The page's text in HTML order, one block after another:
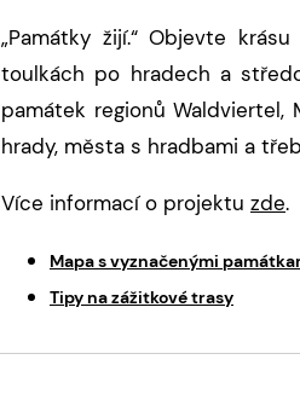
„Památky žijí.“ Objevte
toulkách po hradech a
památek regionů Waldviertel,
hrady, města s hradbami a
Více informací o projektu zde.
Mapa s vyznačenými
Tipy na zážitkové trasy